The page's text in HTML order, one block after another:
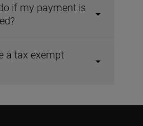
if my payment is
a tax exempt